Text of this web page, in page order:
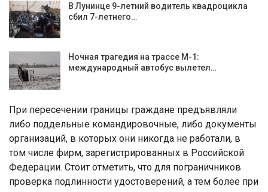
В Лунинце 9-летний водитель квадроцикла
сбил 7-летнего…
Ночная трагедия на трассе М-1:
международный автобус вылетел…
При пересечении границы граждане предъявляли
либо поддельные командировочные, либо документы
организаций, в которых они никогда не работали, в
том числе фирм, зарегистрированных в Российской
Федерации. Стоит отметить, что для пограничников
проверка подлинности удостоверений, а тем более при